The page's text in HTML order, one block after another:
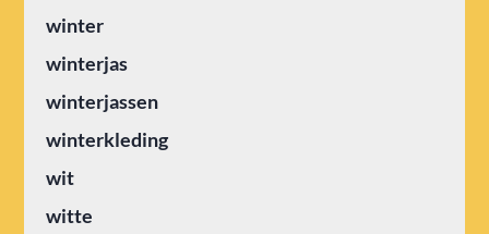
winter
winterjas
winterjassen
winterkleding
wit
witte